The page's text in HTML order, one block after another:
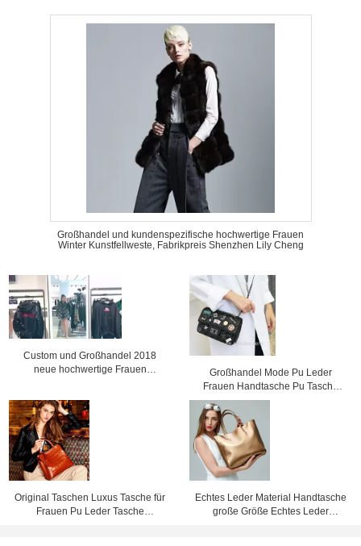
Großhandel und kundenspezifische hochwertige Frauen
Winter Kunstfellweste, Fabrikpreis Shenzhen Lily Cheng
Custom und Großhandel 2018
neue hochwertige Frauen
Großhandel Mode Pu Leder
Frauen Handtasche Pu Tasche
Kette Tasche, Crossbody
Tasche,Werkpreis Shenzhen Lily
Cheng
Original Taschen Luxus Tasche für
Frauen Pu Leder Tasche
Echtes Leder Material Handtasche
große Größe Echtes Leder